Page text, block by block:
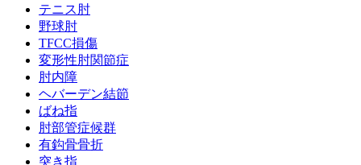
テニス肘
野球肘
TFCC損傷
変形性肘関節症
肘内障
ヘバーデン結節
ばね指
肘部管症候群
有鈎骨骨折
突き指